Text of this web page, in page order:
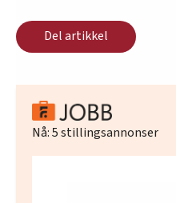
Del artikkel
Nå:5stillingsannonser